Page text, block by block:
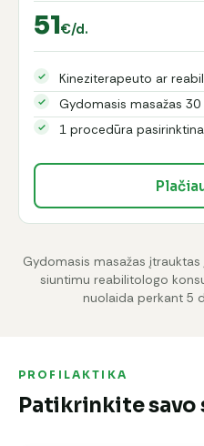
51€/d.
Kineziterapeuto ar
Gydomasis masažas 30
1 procedūra
Gydomasis masažas
siuntimu reabilitologo
nuolaida perkant 5
PROFILAKTIKA
Patikrinkite savo